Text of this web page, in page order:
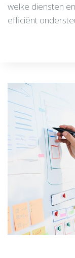
welke diensten
efficiënt